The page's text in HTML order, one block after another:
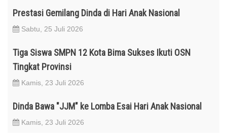
Prestasi Gemilang Dinda di Hari Anak Nasional
Sabtu, 25 Juli 2026
Tiga Siswa SMPN 12 Kota Bima Sukses Ikuti OSN
Tingkat Provinsi
Kamis, 23 Juli 2026
Dinda Bawa "JJM" ke Lomba Esai Hari Anak Nasional
Kamis, 23 Juli 2026